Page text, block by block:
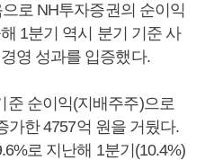
로 NH투자증권의 순이익
1분기 역시 분기 기준 사
영 성과를 입증했다.
준 순이익(지배주주)으로
가한 4757억 원을 거뒀다.
로 지난해 1분기(10.4%)